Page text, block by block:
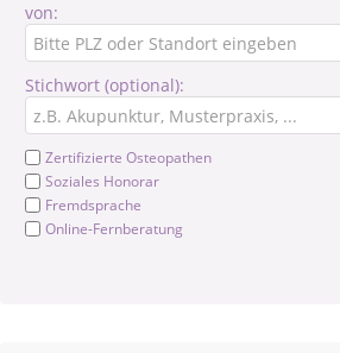
von:
Stichwort (optional):
Zertifizierte Osteopathen
Soziales Honorar
Fremdsprache
Online-Fernberatung